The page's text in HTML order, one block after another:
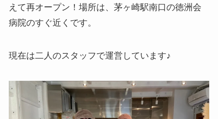
えて再オープン！場所は、茅ヶ崎駅南口の徳洲会
病院のすぐ近くです。
現在は二人のスタッフで運営しています♪